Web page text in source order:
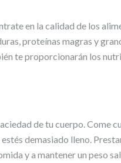
en la calidad de los
proteínas magras y
te proporcionarán los
de tu cuerpo. Come
demasiado lleno.
y a mantener un peso